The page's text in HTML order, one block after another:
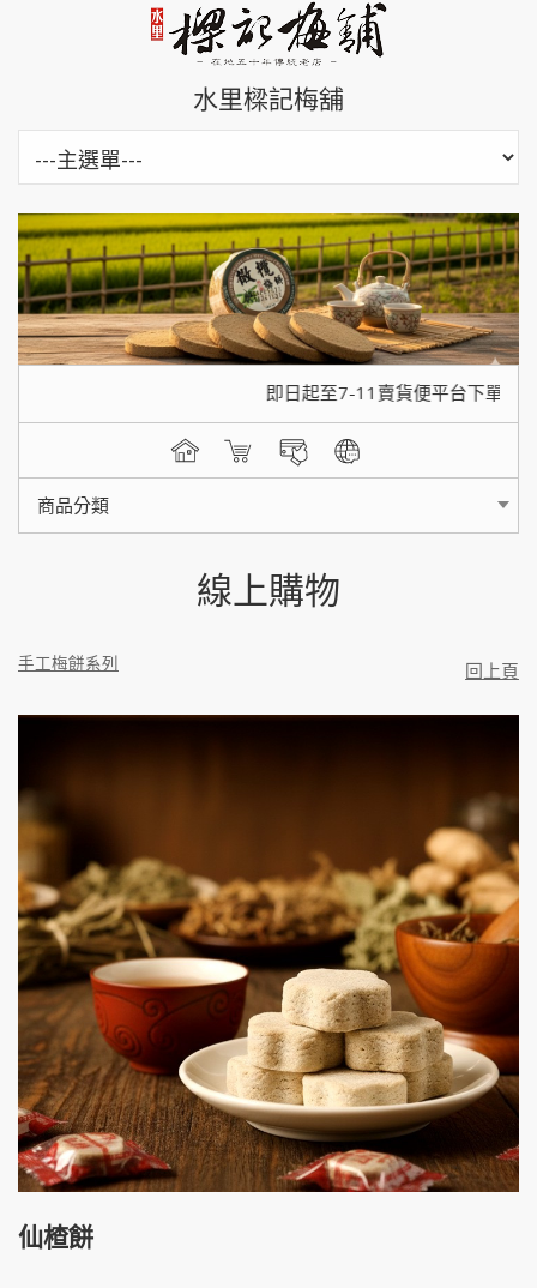
水里樑記梅舖
即日起至7-11賣貨便平台下單，
商品分類
線上購物
手工梅餅系列 回上頁
仙楂餅